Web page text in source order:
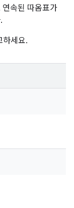
속된 따옴표가
하세요.